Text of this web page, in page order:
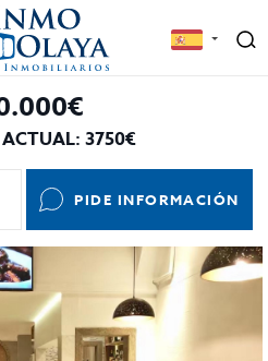
3750€
PIDE INFORMACIÓN